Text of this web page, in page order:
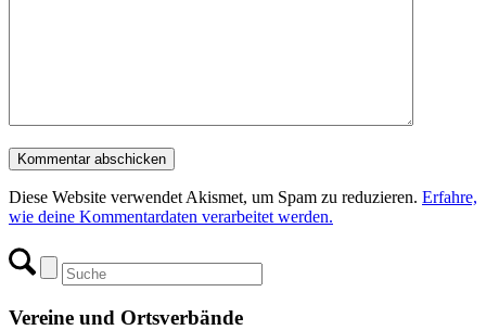
Diese Website verwendet Akismet, um Spam zu reduzieren. Erfahre,
wie deine Kommentardaten verarbeitet werden.
Vereine und Ortsverbände